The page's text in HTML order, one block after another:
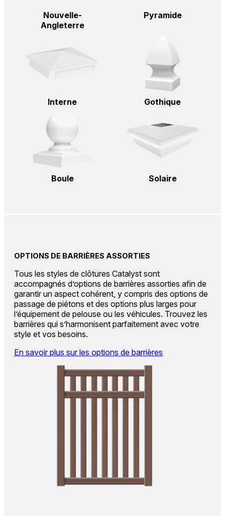
Nouvelle-
Angleterre
Pyramide
Interne Gothique
Boule Solaire
OPTIONS DE BARRIÈRES ASSORTIES
Tous les styles de clôtures Catalyst sont
accompagnés d’options de barrières assorties afin de
garantir un aspect cohérent, y compris des options de
passage de piétons et des options plus larges pour
l’équipement de pelouse ou les véhicules. Trouvez les
barrières qui s’harmonisent parfaitement avec votre
style et vos besoins.
En savoir plus sur les options de barrières